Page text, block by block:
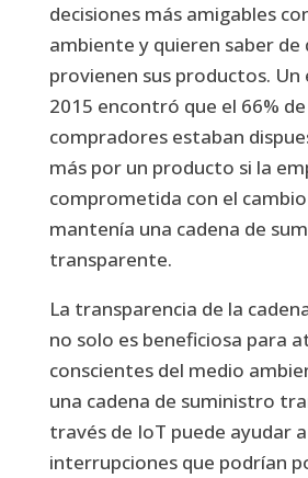
decisiones más amigables
ambiente y quieren saber de
provienen sus productos. Un
2015 encontró que el 66%
compradores estaban
más por un producto si la
comprometida con el
mantenía una cadena de
transparente.
La transparencia de la
no solo es beneficiosa para
conscientes del medio
una cadena de suministro
través de IoT puede ayudar
interrupciones que podrían